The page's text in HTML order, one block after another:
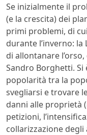
Se inizialmente il
(e la crescita) dei
primi problemi, di cui
durante l’inverno:
di allontanare
Sandro Borghetti. Si
popolarità tra la
svegliarsi e trovare
danni alle proprietà
petizioni,
collarizzazione